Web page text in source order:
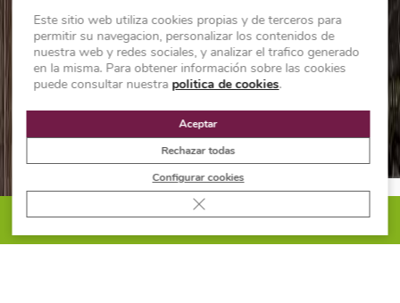
Este sitio web utiliza cookies propias y de terceros para
permitir su navegacion, personalizar los contenidos de
nuestra web y redes sociales, y analizar el trafico generado
en la misma. Para obtener información sobre las cookies
puede consultar nuestra politica de cookies.
Aceptar
Rechazar todas
Configurar cookies
Cerrar el banner de cookies RGPD
PIDE PRESUPUESTO